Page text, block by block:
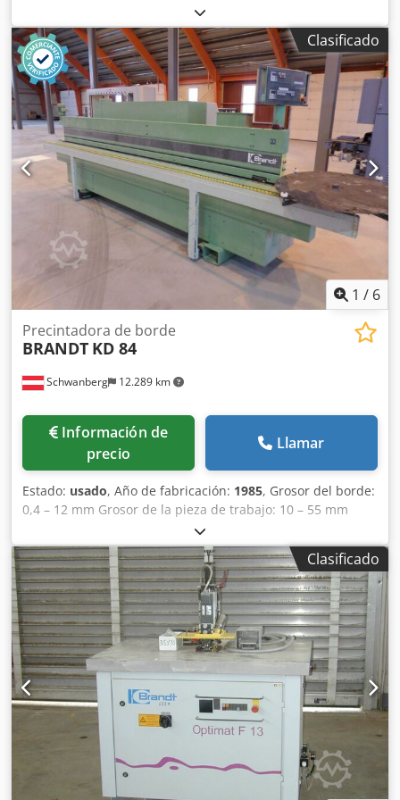
kW Diámetro de extracción: 120 / 140 mm Dcsdevvkfwepfx
Ab Eok Ubicación de almacenamiento: Nattheim
Clasificado
1 / 6
Schwanberg 12.289 km
Precintadora de borde
BRANDT KD 84
Información de
precio
Llamar
Estado: usado, Año de fabricación: 1985, Grosor del borde:
0,4 – 12 mm Grosor de la pieza de trabajo: 10 – 55 mm
Longitud mínima de la pieza de trabajo: 160 mm Anchura
mínima de la pieza de trabajo: 65 mm Avance: 13 m/min
Conexión neumática: 7 bares Longitud total: 5220 mm
Peso: 1950 kg Recipiente de calentamiento con gránulos de
adhesivo termofusible Quickmelt Sentido de rotación del
rodillo de encolado para movimiento directo y contrario
Magazín de bordes para rollos y tiras de PVC Ajuste
motorizado de la presión superior Rodillos de presión
accionados neumáticamente Panel de control giratorio en
la entrada de la máquina Todos los componentes
controlados por recorrido, es decir, todos los finales de
carrera controlados por la pieza de trabajo se eliminan
Capuchones Combinación de fresas: fresa de chaflán/fresa
de radio con 2 componentes giratorios (1 componente con
fresa combinada de radio/recta, 2.º componente con fresa
Clasificado